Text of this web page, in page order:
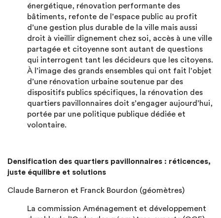
énergétique, rénovation performante des
bâtiments, refonte de l’espace public au profit
d’une gestion plus durable de la ville mais aussi
droit à vieillir dignement chez soi, accès à une ville
partagée et citoyenne sont autant de questions
qui interrogent tant les décideurs que les citoyens.
À l’image des grands ensembles qui ont fait l’objet
d’une rénovation urbaine soutenue par des
dispositifs publics spécifiques, la rénovation des
quartiers pavillonnaires doit s’engager aujourd’hui,
portée par une politique publique dédiée et
volontaire.
Densification des quartiers pavillonnaires : réticences,
juste équilibre et solutions
Claude Barneron et Franck Bourdon (géomètres)
La commission Aménagement et développement